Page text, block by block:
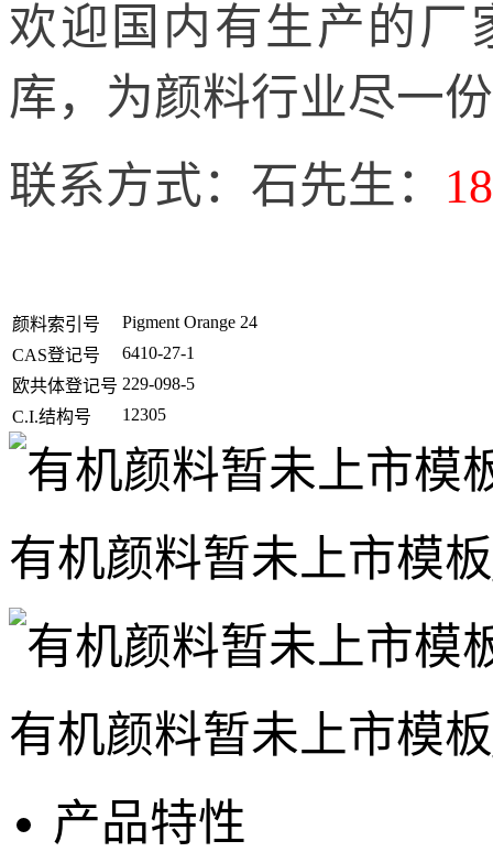
欢迎国内有生产的厂
库，为颜料行业尽一
联系方式：石先生：
颜料索引号
Pigment Orange 24
CAS登记号
6410-27-1
欧共体登记号 229-098-5
C.I.结构号
12305
有机颜料暂未上市模
有机颜料暂未上市模
产品特性